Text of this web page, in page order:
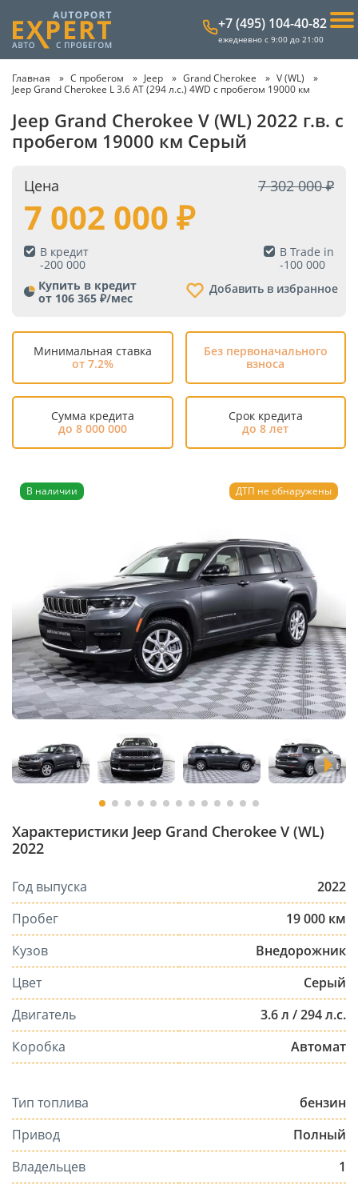
+7 (495) 104-40-82
ежедневно с 9:00 до 21:00
Главная С пробегом Jeep Grand Cherokee
V (WL)
Jeep Grand Cherokee L 3.6 AT (294 л.с.) 4WD с пробегом 19000 км
Jeep Grand Cherokee V (WL) 2022 г.в. с
пробегом 19000 км Серый
Цена 7 302 000
7 002 000
В кредит
-200 000
В Trade in
-100 000
Купить в кредит
от 106 365 ₽/мес
Добавить в избранное
Минимальная ставка
от 7.2%
Без первоначального
взноса
Сумма кредита
до 8 000 000
Срок кредита
до 8 лет
Характеристики Jeep Grand Cherokee V (WL)
2022
Год выпуска
2022
Пробег
19 000 км
Кузов
Внедорожник
Цвет
Серый
Двигатель
3.6 л / 294 л.с.
Коробка
Автомат
Тип топлива
бензин
Привод
Полный
Владельцев
1
В наличии ДТП не обнаружены